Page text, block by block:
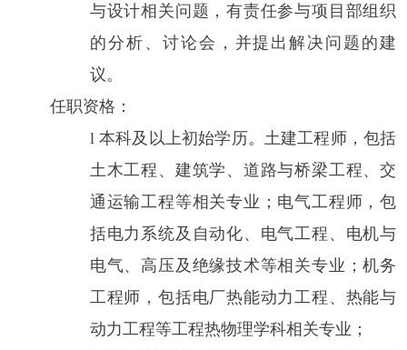
与设计相关问题，有责任参与项目部组织
的分析、讨论会，并提出解决问题的建
议。
任职资格：
l本科及以上初始学历。土建工程师，包括
土木工程、建筑学、道路与桥梁工程、交
通运输工程等相关专业；电气工程师，包
括电力系统及自动化、电气工程、电机与
电气、高压及绝缘技术等相关专业；机务
工程师，包括电厂热能动力工程、热能与
动力工程等工程热物理学科相关专业；